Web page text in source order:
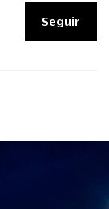
Seguir